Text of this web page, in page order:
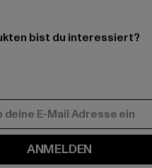
bist du interessiert?
ANMELDEN